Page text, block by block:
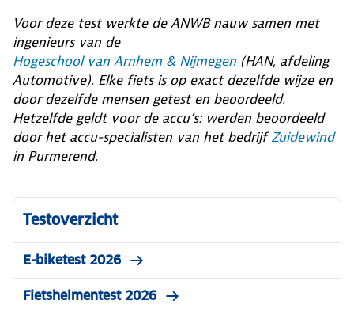
Voor deze test werkte de ANWB nauw samen met
ingenieurs van de
Hogeschool van Arnhem & Nijmegen (HAN, afdeling
Automotive). Elke fiets is op exact dezelfde wijze en
door dezelfde mensen getest en beoordeeld.
Hetzelfde geldt voor de accu’s: werden beoordeeld
door het accu-specialisten van het bedrijfZuidewind
in Purmerend.
Testoverzicht
E-biketest 2026
Fietshelmentest 2026